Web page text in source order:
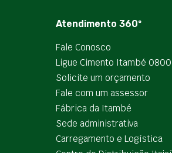
Atendimento 360º
Fale Conosco
Ligue Cimento Itambé 0800
Solicite um orçamento
Fale com um assessor
Fábrica da Itambé
Sede administrativa
Carregamento e Logística